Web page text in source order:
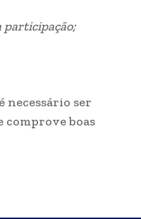
participação;
necessário ser
boas